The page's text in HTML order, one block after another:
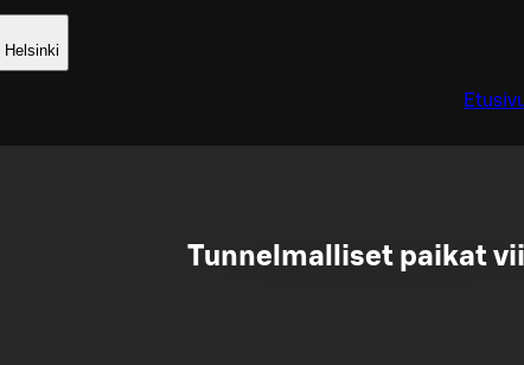
Helsinki
Tunnelmalliset paikat